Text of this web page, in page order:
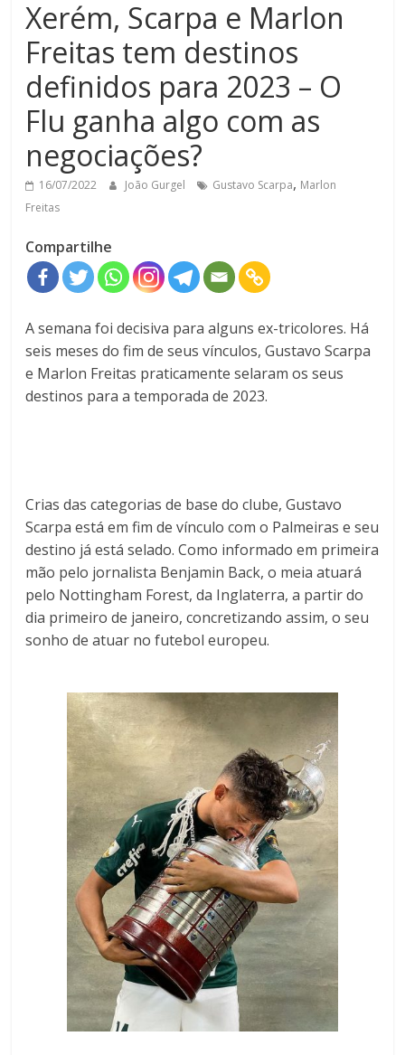
Xerém, Scarpa e Marlon
Freitas tem destinos
definidos para 2023 – O
Flu ganha algo com as
negociações?
16/07/2022 João Gurgel Gustavo Scarpa, Marlon
Freitas
Compartilhe
A semana foi decisiva para alguns ex-tricolores. Há
seis meses do fim de seus vínculos, Gustavo Scarpa
e Marlon Freitas praticamente selaram os seus
destinos para a temporada de 2023.
Crias das categorias de base do clube, Gustavo
Scarpa está em fim de vínculo com o Palmeiras e seu
destino já está selado. Como informado em primeira
mão pelo jornalista Benjamin Back, o meia atuará
pelo Nottingham Forest, da Inglaterra, a partir do
dia primeiro de janeiro, concretizando assim, o seu
sonho de atuar no futebol europeu.